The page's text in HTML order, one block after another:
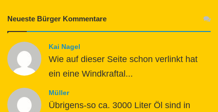
Neueste Bürger Kommentare
Kai Nagel
Wie auf dieser Seite schon verlinkt hat
ein eine Windkraftal...
Müller
Übrigens-so ca. 3000 Liter Öl sind in